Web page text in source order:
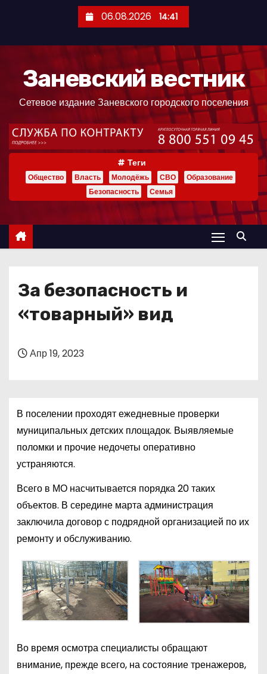
ж
06.08.2026 14:41
Заневский вестник
Сетевое издание Заневского городского поселения
Теги
Общество Власть Молодёжь СВО
Образование
Безопасность
Семья
За безопасность и
«товарный» вид
Апр 19, 2023
В поселении проходят ежедневные проверки
муниципальных детских площадок. Выявляемые
поломки и прочие недочеты оперативно
устраняются.
Всего в МО насчитывается порядка 20 таких
объектов. В середине марта администрация
заключила договор с подрядной организацией по их
ремонту и обслуживанию.
Во время осмотра специалисты обращают
внимание, прежде всего, на состояние тренажеров,